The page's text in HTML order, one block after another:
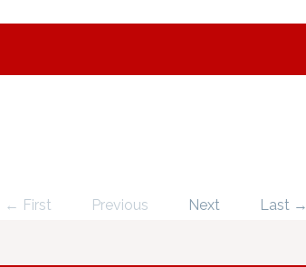
← First Previous Next Last →